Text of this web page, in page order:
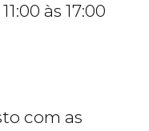
às 17:00
com as